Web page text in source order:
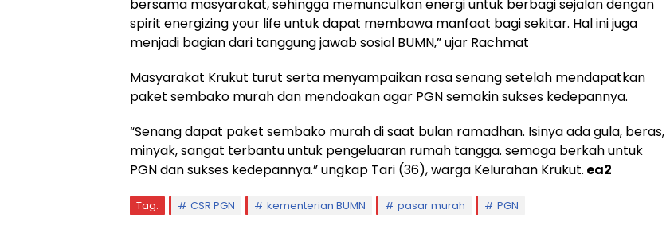
bersama masyarakat, sehingga memunculkan energi untuk berbagi sejalan dengan
spirit energizing your life untuk dapat membawa manfaat bagi sekitar. Hal ini juga
menjadi bagian dari tanggung jawab sosial BUMN,” ujar Rachmat
Masyarakat Krukut turut serta menyampaikan rasa senang setelah mendapatkan
paket sembako murah dan mendoakan agar PGN semakin sukses kedepannya.
“Senang dapat paket sembako murah di saat bulan ramadhan. Isinya ada gula, beras,
minyak, sangat terbantu untuk pengeluaran rumah tangga. semoga berkah untuk
PGN dan sukses kedepannya.” ungkap Tari (36), warga Kelurahan Krukut. ea2
Tag: CSR PGN kementerian BUMN pasar murah PGN